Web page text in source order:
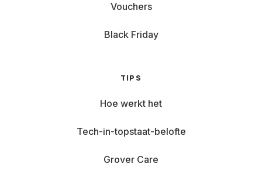
Vouchers
Black Friday
TIPS
Hoe werkt het
Tech-in-topstaat-belofte
Grover Care